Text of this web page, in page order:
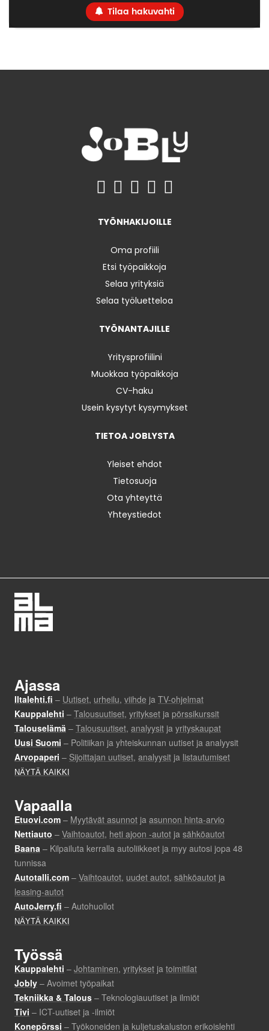
Tilaa hakuvahti
TYÖNHAKIJOILLE
Oma profiili
Etsi työpaikkoja
Selaa yrityksiä
Selaa työluetteloa
TYÖNANTAJILLE
Yritysprofiilini
Muokkaa työpaikkoja
CV-haku
Usein kysytyt kysymykset
TIETOA JOBLYSTA
Yleiset ehdot
Tietosuoja
Ota yhteyttä
Yhteystiedot